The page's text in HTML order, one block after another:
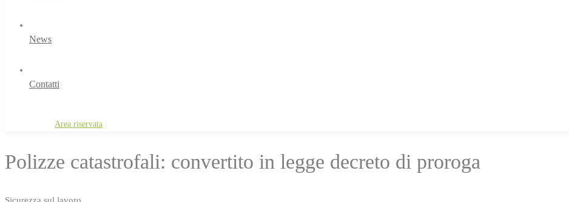
News
Contatti
Area riservata
Polizze catastrofali: convertito in legge decreto di proroga